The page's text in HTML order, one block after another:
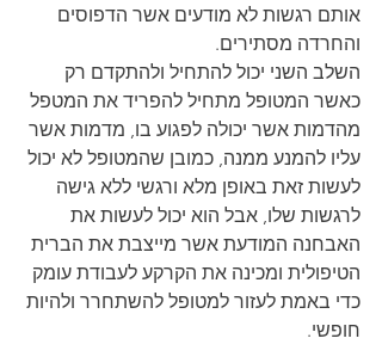
אותם רגשות לא מודעים אשר הדפוסים
והחרדה מסתירים.
השלב השני יכול להתחיל ולהתקדם רק
כאשר המטופל מתחיל להפריד את המטפל
מהדמות אשר יכולה לפגוע בו, מדמות אשר
עליו להמנע ממנה, כמובן שהמטופל לא יכול
לעשות זאת באופן מלא ורגשי ללא גישה
לרגשות שלו, אבל הוא יכול לעשות את
האבחנה המודעת אשר מייצבת את הברית
הטיפולית ומכינה את הקרקע לעבודת עומק
כדי באמת לעזור למטופל להשתחרר ולהיות
חופשי.